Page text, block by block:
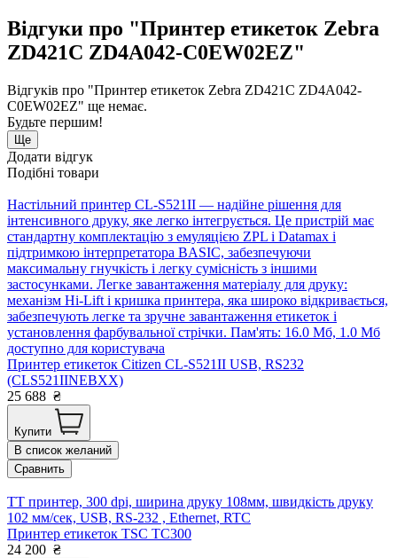
Відгуки про "Принтер етикеток Zebra
ZD421C ZD4A042-C0EW02EZ"
Відгуків про "Принтер етикеток Zebra ZD421C ZD4A042-
C0EW02EZ" ще немає.
Будьте першим!
Ще
Додати відгук
Подібні товари
Настільний принтер CL-S521II — надійне рішення для
інтенсивного друку, яке легко інтегрується. Це пристрій має
стандартну комплектацію з емуляцією ZPL і Datamax і
підтримкою інтерпретатора BASIC, забезпечуючи
максимальну гнучкість і легку сумісність з іншими
застосунками. Легке завантаження матеріалу для друку:
механізм Hi-Lift і кришка принтера, яка широко відкривається,
забезпечують легке та зручне завантаження етикеток і
установлення фарбувальної стрічки. Пам'ять: 16.0 Мб, 1.0 Мб
доступно для користувача
Принтер етикеток Citizen CL-S521ІІ USB, RS232
(CLS521IINEBXX)
25 688 ₴
Купити
В список желаний
Сравнить
TT принтер, 300 dpi, ширина друку 108мм, швидкість друку
102 мм/сек, USB, RS-232 , Ethernet, RTC
Принтер етикеток TSC TC300
24 200 ₴